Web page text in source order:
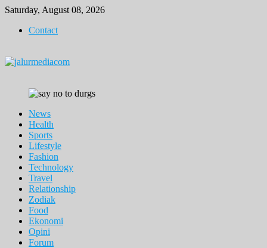
Skip
content
Saturday, August 08, 2026
Contact
News
Health
Sports
Lifestyle
Fashion
Technology
Travel
Relationship
Zodiak
Food
Ekonomi
Opini
Forum